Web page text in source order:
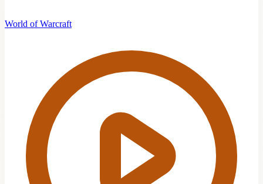
World of Warcraft